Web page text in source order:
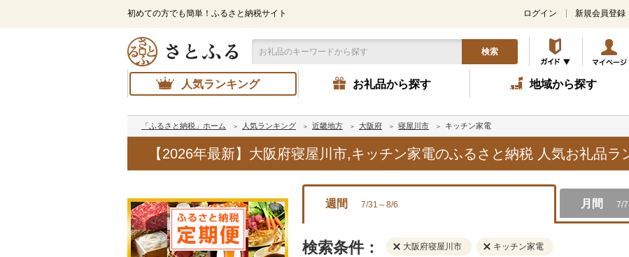
初めての方でも簡単！ふるさと納税サイト ログイン 新規会員登録
検索
人気ランキング お礼品から探す 地域から探す
「ふるさと納税」ホーム 人気ランキング 近畿地方 大阪府 寝屋川市 キッチン家電
【2026年最新】大阪府寝屋川市,キッチン家電のふるさと納税 人気お礼品ラ
週間 7/31～8/6 月間 7/
検索条件： 大阪府寝屋川市 キッチン家電